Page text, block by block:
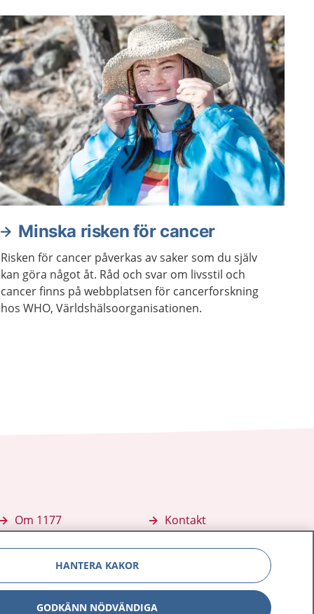
Minska risken för cancer
Risken för cancer påverkas av saker som du själv
kan göra något åt. Råd och svar om livsstil och
cancer finns på webbplatsen för cancerforskning
hos WHO, Världshälsoorganisationen.
Om 1177
E-tjänster
Aktuellt
Kontakt
Press
Digital tillgänglighet
HANTERA KAKOR
GODKÄNN NÖDVÄNDIGA